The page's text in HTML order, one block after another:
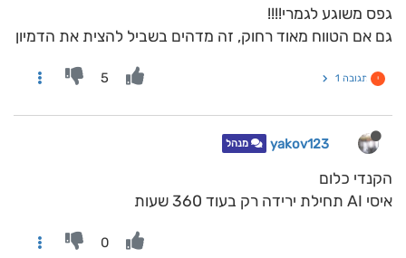
גפס משוגע לגמרי!!!!
גם אם הטווח מאוד רחוק, זה מדהים בשביל להצית את הדמיון
י תגובה 1 5
yakov123 מנהל
הקנדי כלום
איסי AI תחילת ירידה רק בעוד 360 שעות
0